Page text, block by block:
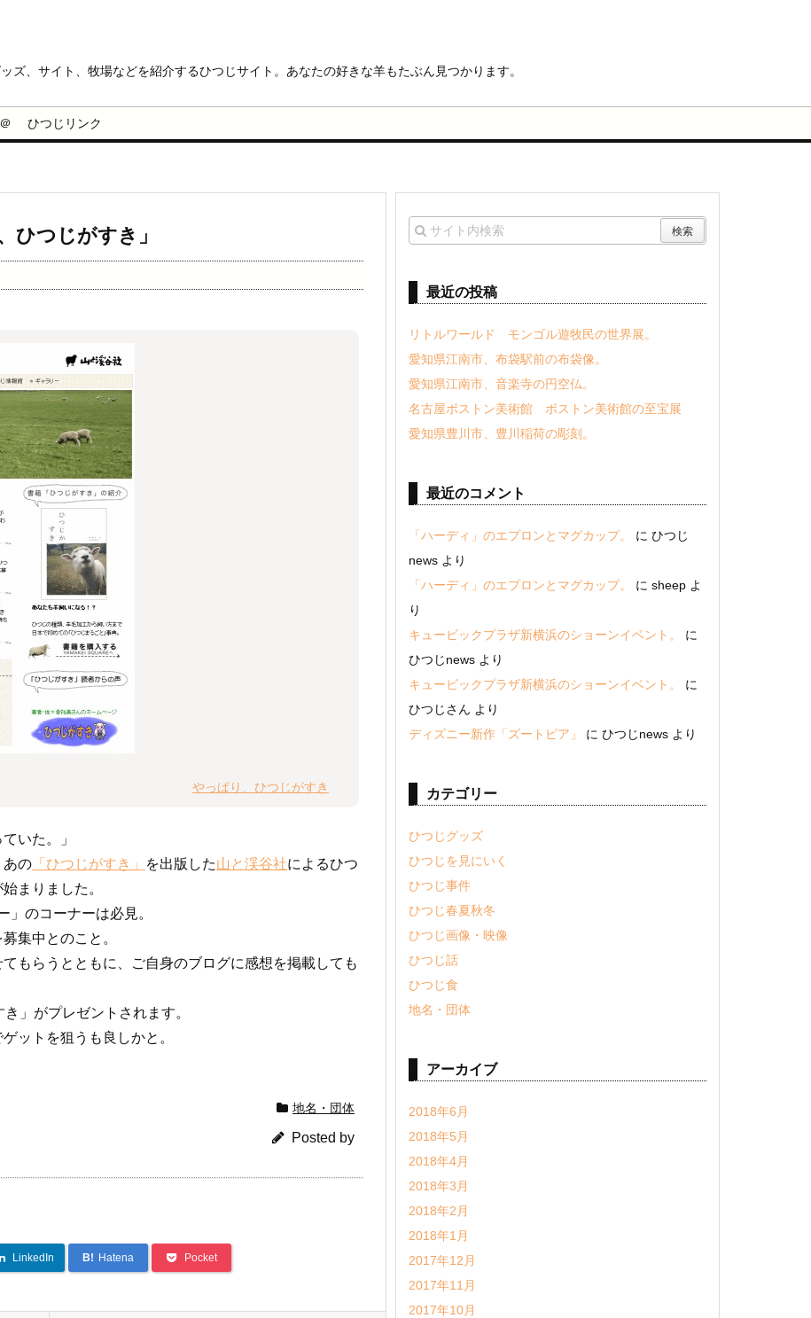
ズ、サイト、牧場などを紹介するひつじサイト。あなたの好きな羊もたぶん見つかります。
ひつじリンク
つじがすき」
やっぱり、ひつじがすき
いた。」
あの 「ひつじがすき」 を出版した山と渓谷社によるひつ
始まりました。
のコーナーは必見。
集中とのこと。
もらうとともに、ご自身のブログに感想を掲載しても
」がプレゼントされます。
ットを狙うも良しかと。
地名・団体
Posted by
LinkedIn B! Hatena Pocket
最近の投稿
リトルワールド モンゴル遊牧民の世界展。
愛知県江南市、布袋駅前の布袋像。
愛知県江南市、音楽寺の円空仏。
名古屋ボストン美術館 ボストン美術館の至宝展
愛知県豊川市、豊川稲荷の彫刻。
最近のコメント
「ハーディ」のエプロンとマグカップ。 に ひつじ
news より
「ハーディ」のエプロンとマグカップ。
に sheep よ
り
キュービックプラザ新横浜のショーンイベント。
に
ひつじnews より
キュービックプラザ新横浜のショーンイベント。
に
ひつじさん より
ディズニー新作「ズートピア」
に ひつじnews より
カテゴリー
ひつじグッズ
ひつじを見にいく
ひつじ事件
ひつじ春夏秋冬
ひつじ画像・映像
ひつじ話
ひつじ食
地名・団体
アーカイブ
2018年6月
2018年5月
2018年4月
2018年3月
2018年2月
2018年1月
2017年12月
2017年11月
2017年10月